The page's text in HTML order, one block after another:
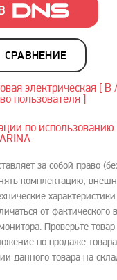
СРАВНЕНИЕ
за собой право
комплектацию,
от фактического
Проверьте
по продаже
данного товара на
электрическая [ B
пользователя ]
по использованию